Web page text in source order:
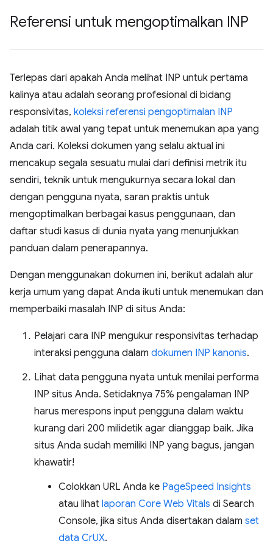
Referensi untuk mengoptimalkan INP
Terlepas dari apakah Anda melihat INP untuk pertama
kalinya atau adalah seorang profesional di bidang
responsivitas, koleksi referensi pengoptimalan INP
adalah titik awal yang tepat untuk menemukan apa yang
Anda cari. Koleksi dokumen yang selalu aktual ini
mencakup segala sesuatu mulai dari definisi metrik itu
sendiri, teknik untuk mengukurnya secara lokal dan
dengan pengguna nyata, saran praktis untuk
mengoptimalkan berbagai kasus penggunaan, dan
daftar studi kasus di dunia nyata yang menunjukkan
panduan dalam penerapannya.
Dengan menggunakan dokumen ini, berikut adalah alur
kerja umum yang dapat Anda ikuti untuk menemukan dan
memperbaiki masalah INP di situs Anda:
Pelajari cara INP mengukur responsivitas terhadap
interaksi pengguna dalam dokumen INP kanonis.
Lihat data pengguna nyata untuk menilai performa
INP situs Anda. Setidaknya 75% pengalaman INP
harus merespons input pengguna dalam waktu
kurang dari 200 milidetik agar dianggap baik. Jika
situs Anda sudah memiliki INP yang bagus, jangan
khawatir!
Colokkan URL Anda ke PageSpeed Insights
atau lihat laporan Core Web Vitals di Search
Console, jika situs Anda disertakan dalam set
data CrUX.